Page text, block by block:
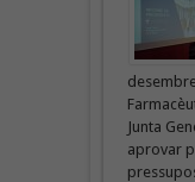
Junta
aprovar